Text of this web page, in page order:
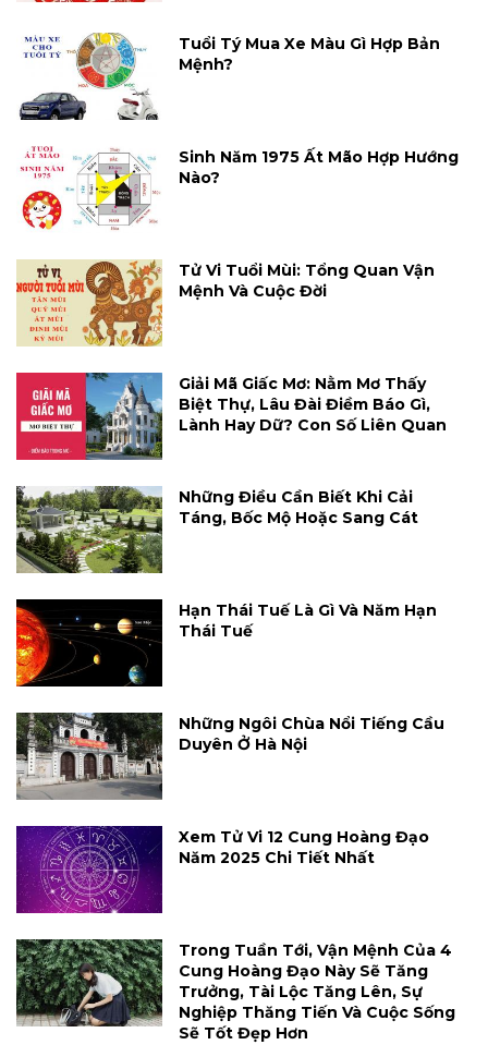
Tuổi Tý Mua Xe Màu Gì Hợp Bản
Mệnh?
Sinh Năm 1975 Ất Mão Hợp Hướng
Nào?
Tử Vi Tuổi Mùi: Tổng Quan Vận
Mệnh Và Cuộc Đời
Giải Mã Giấc Mơ: Nằm Mơ Thấy
Biệt Thự, Lâu Đài Điềm Báo Gì,
Lành Hay Dữ? Con Số Liên Quan
Những Điều Cần Biết Khi Cải
Táng, Bốc Mộ Hoặc Sang Cát
Hạn Thái Tuế Là Gì Và Năm Hạn
Thái Tuế
Những Ngôi Chùa Nổi Tiếng Cầu
Duyên Ở Hà Nội
Xem Tử Vi 12 Cung Hoàng Đạo
Năm 2025 Chi Tiết Nhất
Trong Tuần Tới, Vận Mệnh Của 4
Cung Hoàng Đạo Này Sẽ Tăng
Trưởng, Tài Lộc Tăng Lên, Sự
Nghiệp Thăng Tiến Và Cuộc Sống
Sẽ Tốt Đẹp Hơn